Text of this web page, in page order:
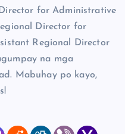
for Administrative
Director for
Regional Director
na mga
Mabuhay po kayo,